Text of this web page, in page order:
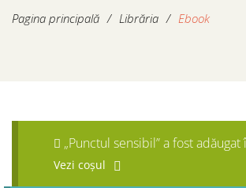
Pagina principală / Librăria / Ebook
„Punctul sensibil” a fost adăugat
Vezi coșul